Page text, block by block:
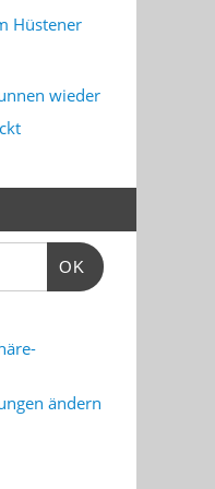
Hüstener
wieder
OK
ändern